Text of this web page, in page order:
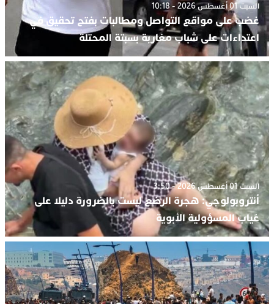
السبت 01 أغسطس 2026 - 10:18
غضب على مواقع التواصل ومطالبات بفتح تحقيق في
اعتداءات على شباب مغاربة بسبتة المحتلة
السبت 01 أغسطس 2026 - 3:50
أنتروبولوجي: هجرة الرضع ليست بالضرورة دليلا على
غياب المسؤولية الأبوية